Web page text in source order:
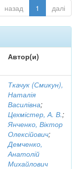
назад 1 далі
Автор(и)
Ткачук (Смикун),
Наталія
Василівна;
Цехмістер, А. В.;
Янченко, Віктор
Олексійович;
Демченко,
Анатолій
Михайлович